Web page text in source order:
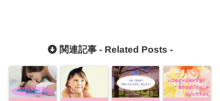
関連記事 - Related Posts -